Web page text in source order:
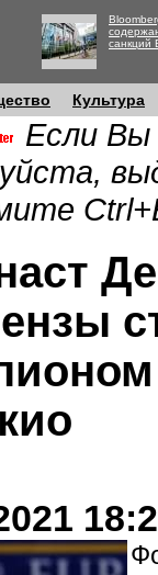
санкций
Культура
Если Вы